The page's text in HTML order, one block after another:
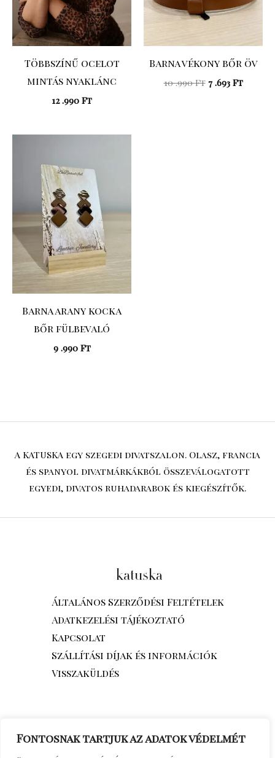
Fontosnak tartjuk az adatok védelmét
Többszínű ocelot
mintás nyaklánc
12 .990 Ft
Barna vékony bőr öv
10 .990Ft 7 .693 Ft
Barna arany kocka
bőr fülbevaló
9 .990 Ft
A KATUSKA egy szegedi divatszalon. Olasz, francia
és spanyol divatmárkákból összeválogatott
egyedi, divatos ruhadarabok és kiegészítők.
Általános Szerződési Feltételek
Adatkezelési tájékoztató
Kapcsolat
Szállítási díjak és információk
Visszaküldés